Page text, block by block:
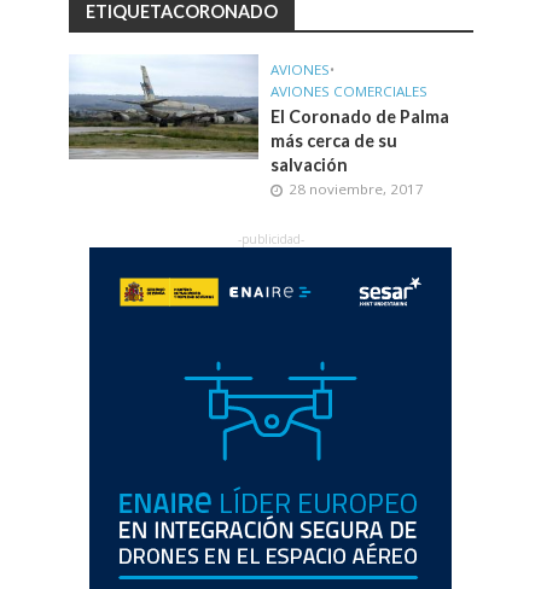
ETIQUETACORONADO
AVIONES•
AVIONES COMERCIALES
El Coronado de Palma
más cerca de su
salvación
28 noviembre, 2017